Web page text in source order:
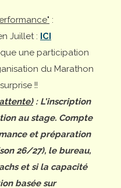
:
Juillet : ICI
une participation
du Marathon
!!
: L'inscription
au stage. Compte
et préparation
26/27), le bureau,
et si la capacité
basée sur